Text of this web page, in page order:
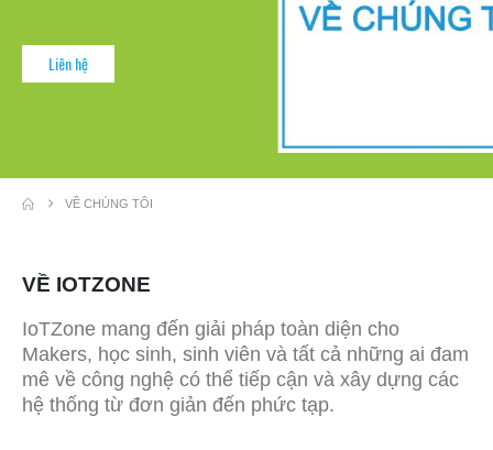
Liên hệ
VỀ CHÚNG TÔI
VỀ IOTZONE
IoTZone mang đến giải pháp toàn diện cho
Makers, học sinh, sinh viên và tất cả những ai đam
mê về công nghệ có thể tiếp cận và xây dựng các
hệ thống từ đơn giản đến phức tạp.